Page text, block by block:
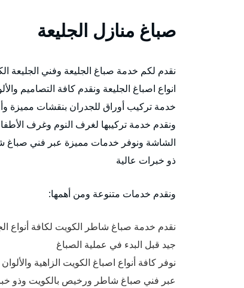
صباغ منازل الجليعة
نقدم لكم خدمة صباغ الجليعة وفني الجليعة
انواع اصباغ الجليعة ونقدم كافة التصاميم
خدمة تركيب أوراق للجدران بنقشات مميزة
ونقدم خدمة تركيبها لغرف النوم وغرف
الشاشة ونوفر خدمات مميزة عبر فني
ذو خبرات عالية
ونقدم خدمات متنوعة ومن أهمها:
نقدم خدمة صباغ شاطر الكويت لكافة أنواع
جيد قبل البدء في عملية الصباغ
نوفر كافة أنواع اصباغ الكويت الزاهية
عبر فني صباغ شاطر ورخيص بالكويت وذو